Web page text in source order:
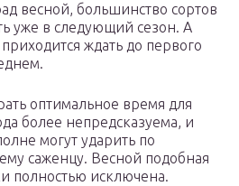
весной, большинство сортов
уже в следующий сезон. А
ждать до первого
оптимальное время для
более непредсказуема, и
могут ударить по
саженцу. Весной подобная
полностью исключена.